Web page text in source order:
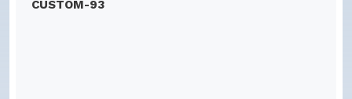
CUSTOM-93